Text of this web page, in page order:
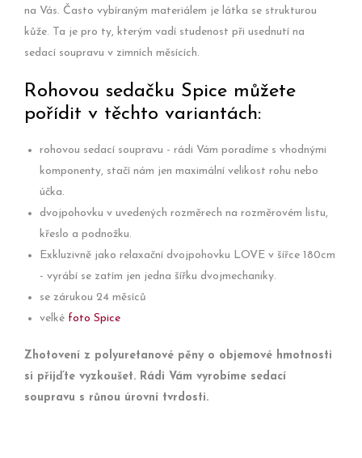
na Vás. Často vybíraným materiálem je látka se strukturou
kůže. Ta je pro ty, kterým vadí studenost při usednutí na
sedací soupravu v zimních měsících.
Rohovou sedačku Spice můžete
pořídit v těchto variantách:
rohovou sedací soupravu - rádi Vám poradíme s vhodnými
komponenty, stačí nám jen maximální velikost rohu nebo
účka.
dvojpohovku v uvedených rozměrech na rozměrovém listu,
křeslo a podnožku.
Exkluzivně jako relaxační dvojpohovku LOVE v šířce 180cm
- vyrábí se zatím jen jedna šířku dvojmechaniky.
se zárukou 24 měsíců
velké foto Spice
Zhotovení z polyuretanové pěny o objemové hmotnosti
si přijďte vyzkoušet. Rádi Vám vyrobíme sedací
soupravu s růnou úrovní tvrdosti.